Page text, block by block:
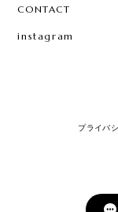
CONTACT
instagram
プライバ